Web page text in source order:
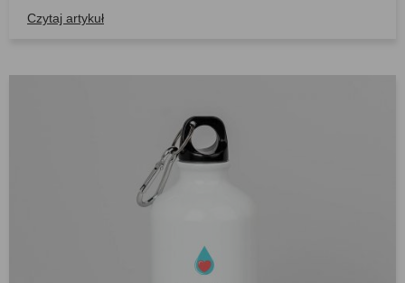
Czytaj artykuł